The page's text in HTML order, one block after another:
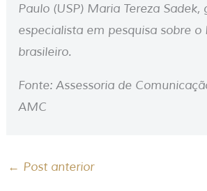
Paulo (USP) Maria Tereza Sadek,
especialista em pesquisa sobre o
brasileiro.
Fonte: Assessoria de
AMC
← Post anterior